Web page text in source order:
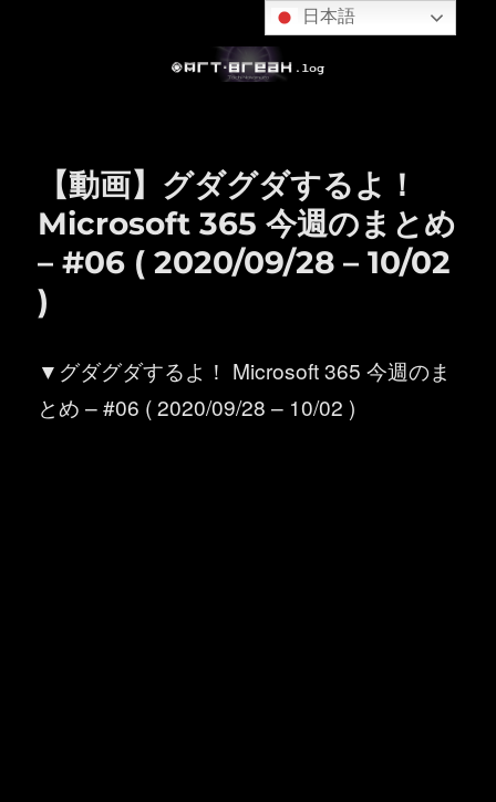
【動画】グダグダするよ！
Microsoft 365 今週のまとめ
– #06 ( 2020/09/28 – 10/02
)
▼グダグダするよ！ Microsoft 365 今週のま
とめ – #06 ( 2020/09/28 – 10/02 )
日本語